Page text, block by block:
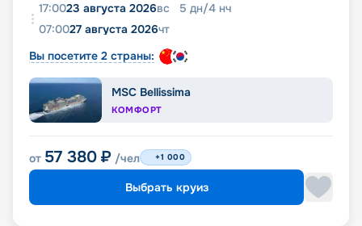
17:0023 августа 2026вс 5 дн/4 нч
07:0027 августа 2026чт
Вы посетите 2 страны:
MSC Bellissima
КОМФОРТ
от 57 380 ₽ /чел +1 000
Выбрать круиз